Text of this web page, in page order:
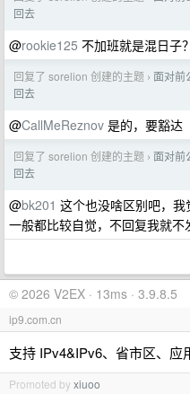
回去
@rookie125 不加班就是混日子
回复了 sorelion 创建的主题 › 面对前
回去
@CallMeReznov 是的，要豁达
回复了 sorelion 创建的主题 › 面对前
回去
@bk201 这个也没啥区别吧，
一般都比较自觉，不回复我就不
© 2026 V2EX · 13ms · 3.9.8.5
ip9.com.cn
支持 IPv4&IPv6、省市区、应
Promoted byxiuoo